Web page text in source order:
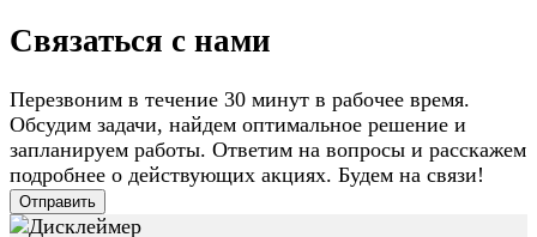
Связаться с нами
Перезвоним в течение 30 минут в рабочее время.
Обсудим задачи, найдем оптимальное решение и
запланируем работы. Ответим на вопросы и расскажем
подробнее о действующих акциях. Будем на связи!
Отправить